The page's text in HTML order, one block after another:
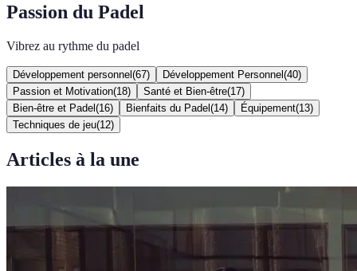
Passion du Padel
Vibrez au rythme du padel
Développement personnel (67) Développement Personnel (40)
Passion et Motivation(18) Santé et Bien-être(17)
Bien-être et Padel (16) Bienfaits du Padel (14) Équipement(13)
Techniques de jeu(12)
Articles à la une